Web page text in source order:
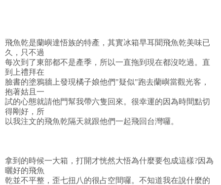
飛魚乾是蘭嶼達悟族的特產，其實冰箱早耳聞飛魚乾美味已
久，只不過
每次到了東部都不是產季，所以一直拖到現在都沒吃過。直
到上禮拜在
臉書的塗鴉牆上發現橘子娘他們"疑似"跑去蘭嶼當觀光客，
抱著姑且一
試的心態就請他門幫我帶六隻回來。很幸運的因為時間點切
得剛好，所
以我注文的飛魚乾隔天就跟他們一起飛回台灣囉。
拿到的時候一大箱，打開才恍然大悟為什麼要包成這樣?因為
曬好的飛魚
乾並不平整，歪七扭八的很占空間囉。不知道我在說什麼的